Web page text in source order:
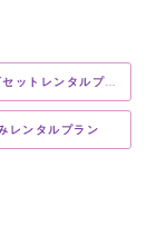
ットレンタルプラン
レンタルプラン